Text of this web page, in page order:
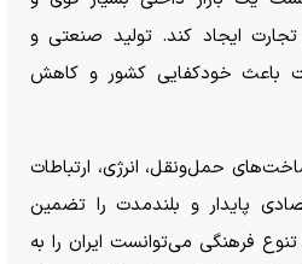
ایجاد کند. تولید صنعتی و
باعث خودکفایی کشور و کاهش
حمل‌ونقل، انرژی، ارتباطات
پایدار و بلندمدت را تضمین
فرهنگی می‌توانست ایران را به